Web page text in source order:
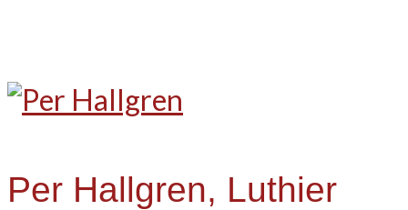
Per Hallgren, Luthier